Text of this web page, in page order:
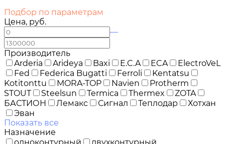
Подбор по параметрам
Цена, руб.
—
Производитель
Arderia
Arideya Baxi E.C.A ECA
ElectroVeL
Fed
Federica Bugatti Ferroli
Kentatsu
Kotitonttu
MORA-TOP Navien
Protherm
STOUT
Steelsun Termica Thermex
ZOTA
БАСТИОН
Лемакс Сигнал Теплодар
Хотхан
Эван
Показать все
Назначение